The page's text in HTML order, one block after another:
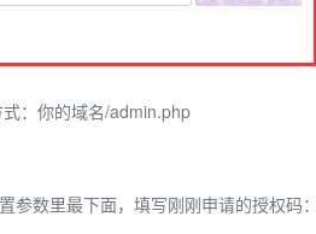
：你的域名/admin.php
参数里最下面，填写刚刚申请的授权码